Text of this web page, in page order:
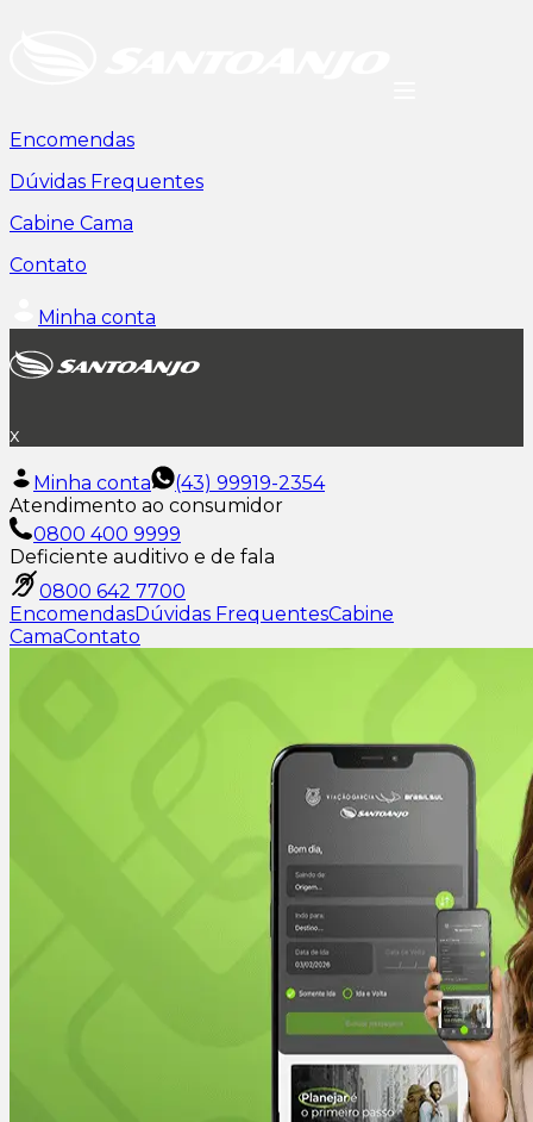
Encomendas
Dúvidas Frequentes
Cabine Cama
Contato
Minha conta
x
Minha conta
(43) 99919-2354
Atendimento ao consumidor
0800 400 9999
Deficiente auditivo e de fala
0800 642 7700
EncomendasDúvidas FrequentesCabine
CamaContato